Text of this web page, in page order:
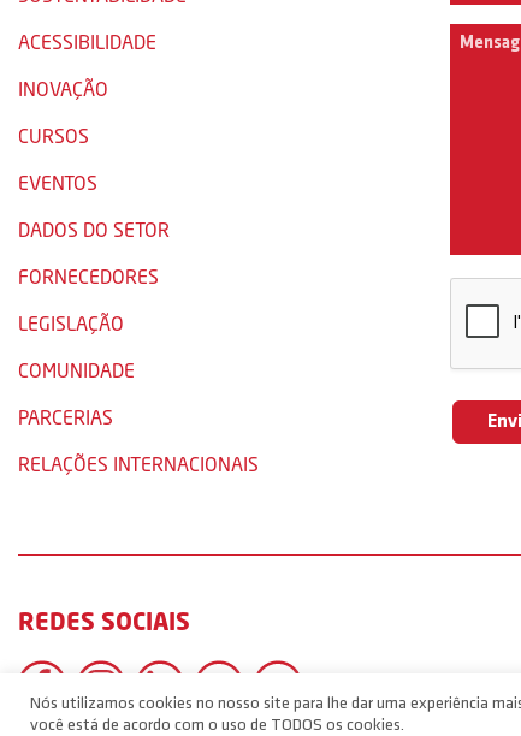
ACESSIBILIDADE
INOVAÇÃO
CURSOS
EVENTOS
DADOS DO SETOR
FORNECEDORES
LEGISLAÇÃO
COMUNIDADE
PARCERIAS
RELAÇÕES INTERNACIONAIS
REDES SOCIAIS
Nós utilizamos cookies no nosso site para lhe dar uma experiência
você está de acordo com o uso de TODOS os cookies.